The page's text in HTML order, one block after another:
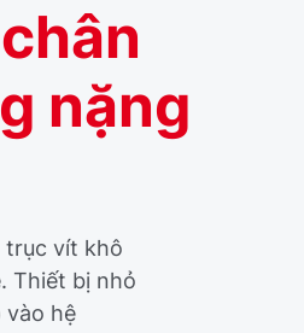
nặng
trục vít khô
Thiết bị nhỏ
vào hệ